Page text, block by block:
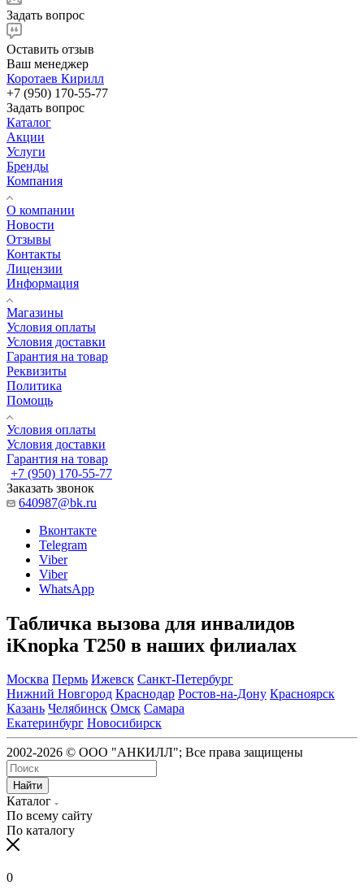
Задать вопрос
Оставить отзыв
Ваш менеджер
Коротаев Кирилл
+7 (950) 170-55-77
Задать вопрос
Каталог
Акции
Услуги
Бренды
Компания
О компании
Новости
Отзывы
Контакты
Лицензии
Информация
Магазины
Условия оплаты
Условия доставки
Гарантия на товар
Реквизиты
Политика
Помощь
Условия оплаты
Условия доставки
Гарантия на товар
+7 (950) 170-55-77
Заказать звонок
640987@bk.ru
Вконтакте
Telegram
Viber
Viber
WhatsApp
Табличка вызова для инвалидов
iKnopka T250 в наших филиалах
Москва Пермь Ижевск Санкт-Петербург
Нижний Новгород Краснодар Ростов-на-Дону Красноярск
Казань Челябинск Омск Самара
Екатеринбург Новосибирск
2002-2026 © ООО "АНКИЛЛ"; Все права защищены
Найти
Каталог
По всему сайту
По каталогу
0